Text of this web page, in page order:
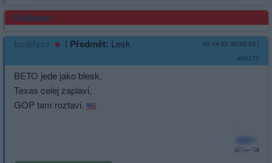
Reklama
buddyc1 | Předmět: Lesk 05.04.22 00:35:23 |
#66372
BETO jede jako blesk.
Texas celej zaplavi,
GOP tam roztavi.